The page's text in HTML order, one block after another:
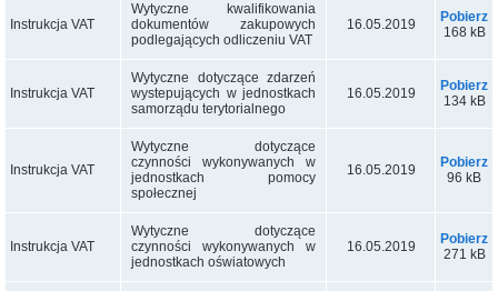
Instrukcja VAT
Wytyczne kwalifikowania
dokumentów zakupowych
podlegających odliczeniu VAT
16.05.2019
Pobierz
168 kB
Instrukcja VAT
Wytyczne dotyczące zdarzeń
wystepujących w jednostkach
samorządu terytorialnego
16.05.2019
Pobierz
134 kB
Instrukcja VAT
Wytyczne dotyczące
czynności wykonywanych w
jednostkach pomocy
społecznej
16.05.2019
Pobierz
96 kB
Instrukcja VAT
Wytyczne dotyczące
czynności wykonywanych w
jednostkach oświatowych
16.05.2019
Pobierz
271 kB